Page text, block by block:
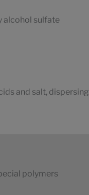
alcohol sulfate
and salt, dispersing
polymers